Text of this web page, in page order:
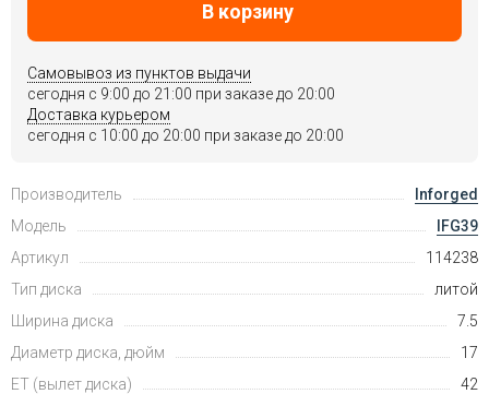
В корзину
Самовывоз из пунктов выдачи
сегодня c 9:00 до 21:00 при заказе до 20:00
Доставка курьером
сегодня c 10:00 до 20:00 при заказе до 20:00
Производитель
Inforged
Модель
IFG39
Артикул
114238
Тип диска
литой
Ширина диска
7.5
Диаметр диска, дюйм
17
ET (вылет диска)
42